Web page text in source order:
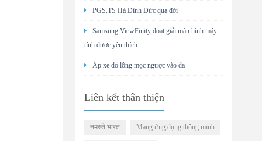
PGS.TS Hà Đình Đức qua đời
Samsung ViewFinity đoạt giải màn hình máy
tính được yêu thích
Áp xe do lông mọc ngược vào da
Liên kết thân thiện
नमस्ते भारत Mạng ứng dụng thông minh